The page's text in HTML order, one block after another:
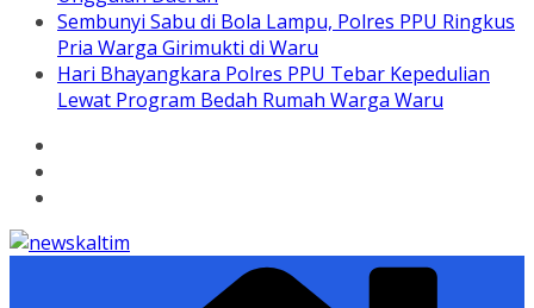
Sembunyi Sabu di Bola Lampu, Polres PPU Ringkus
Pria Warga Girimukti di Waru
Hari Bhayangkara Polres PPU Tebar Kepedulian
Lewat Program Bedah Rumah Warga Waru